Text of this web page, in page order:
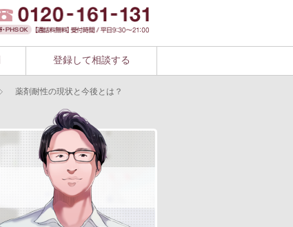
登録して相談する
薬剤耐性の現状と今後とは？